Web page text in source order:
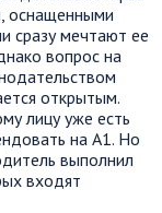
оснащенными
сразу мечтают ее
вопрос на
открытым.
лицу уже есть
на А1. Но
выполнил
входят